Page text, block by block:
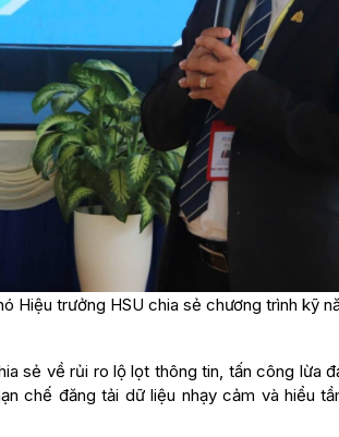
Hiệu trưởng HSU chia sẻ chương trình kỹ
sẻ về rủi ro lộ lọt thông tin, tấn công lừa
chế đăng tải dữ liệu nhạy cảm và hiểu